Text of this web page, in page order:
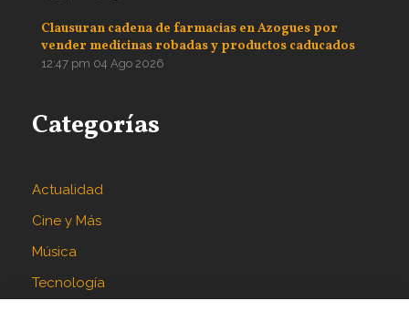
Clausuran cadena de farmacias en Azogues por
vender medicinas robadas y productos caducados
12:47 pm 04 Ago 2026
Categorías
Actualidad
Cine y Más
Música
Tecnología